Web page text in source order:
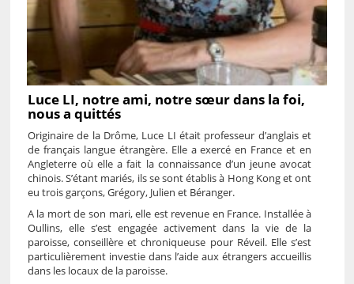
Luce LI, notre ami, notre sœur dans la foi,
nous a quittés
Originaire de la Drôme, Luce LI était professeur d’anglais et
de français langue étrangère. Elle a exercé en France et en
Angleterre où elle a fait la connaissance d’un jeune avocat
chinois. S’étant mariés, ils se sont établis à Hong Kong et ont
eu trois garçons, Grégory, Julien et Béranger.
A la mort de son mari, elle est revenue en France. Installée à
Oullins, elle s’est engagée activement dans la vie de la
paroisse, conseillère et chroniqueuse pour Réveil. Elle s’est
particulièrement investie dans l’aide aux étrangers accueillis
dans les locaux de la paroisse.